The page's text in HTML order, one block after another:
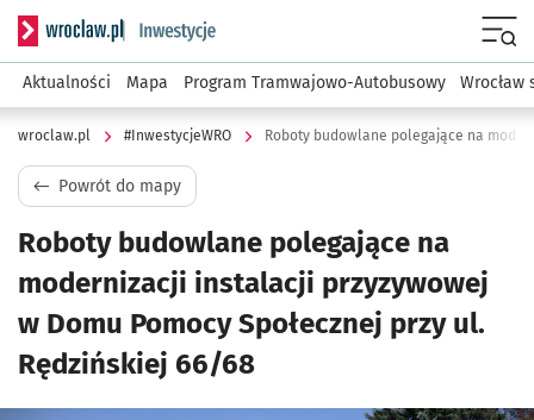
Serwis informacyjny wroclaw.pl podserwis:
Aktualności Mapa Program Tramwajowo-Autobusowy Wrocław
wroclaw.pl #InwestycjeWRO
Powrót do mapy
Roboty budowlane polegające na
modernizacji instalacji przyzywowej
w Domu Pomocy Społecznej przy ul.
Rędzińskiej 66/68